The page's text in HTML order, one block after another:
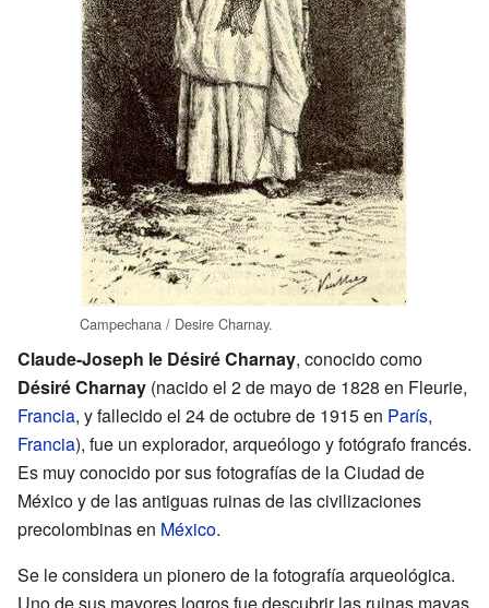
Campechana / Desire Charnay.
Claude-Joseph le Désiré Charnay, conocido como
Désiré Charnay (nacido el 2 de mayo de 1828 en Fleurie,
Francia, y fallecido el 24 de octubre de 1915 en París,
Francia), fue un explorador, arqueólogo y fotógrafo francés.
Es muy conocido por sus fotografías de la Ciudad de
México y de las antiguas ruinas de las civilizaciones
precolombinas en México.
Se le considera un pionero de la fotografía arqueológica.
Uno de sus mayores logros fue descubrir las ruinas mayas